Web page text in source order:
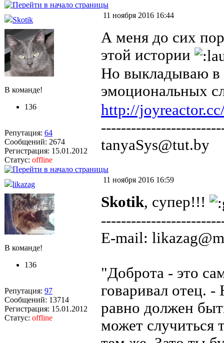
Skotik
11 ноября 2016 16:44
В команде!
136
Репутация: 64
Сообщений: 2674
Регистрация: 15.01.2012
Статус: offline
А меня до сих
этой истории
Но выкладываю в
эмоциональных
http://
tanyaSys@tut.by
likazag
11 ноября 2016 16:59
В команде!
136
Репутация: 97
Сообщений: 13714
Регистрация: 15.01.2012
Статус: offline
Skotik, супер!!!
E-mail:
"Доброта - это
говаривал отец.
равно должен
может случиться